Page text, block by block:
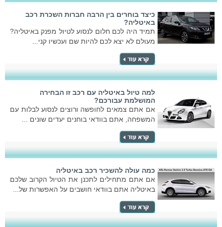
כיצד בוחרים בין הרבה חברות השכרת רכב
באיטליה?
תמיד היה לכם חלום לנסוע לטיול מפנק באיטליה?
מעולם לא יצא לכם להיות שם ועכשיו קני...
למה טיול באיטליה עם רכב זו הבחירה
המושלמת עבורכם?
אם אתם צמאים לחופשה ורוצים לנסוע לבלות עם
המשפחה, אתם בוודאי בוחנים יעדים שונים ...
כמה עולה להשכיר רכב באיטליה
אם אתם מתחילים לתכנן את הטיול הקרוב שלכם
באיטליה אתם בוודאי חושבים על האפשרות של...